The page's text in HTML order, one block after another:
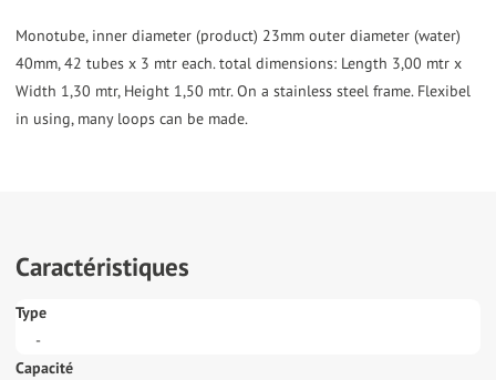
and
swipe
gestures.
Monotube, inner diameter (product) 23mm outer diameter (water)
40mm, 42 tubes x 3 mtr each. total dimensions: Length 3,00 mtr x
Width 1,30 mtr, Height 1,50 mtr. On a stainless steel frame. Flexibel
Caractéristiques
Type
-
Capacité